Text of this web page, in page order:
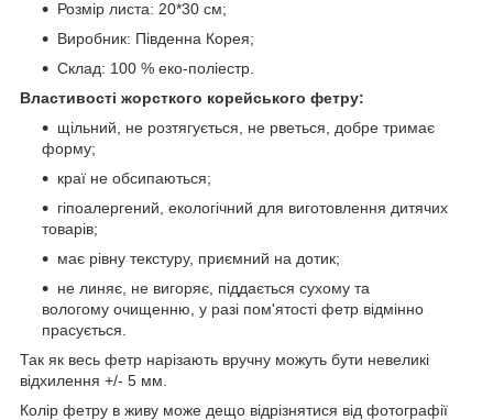
Розмір листа: 20*30 см;
Виробник: Південна Корея;
Склад: 100 % еко-поліестр.
Властивості жорсткого корейського фетру:
щільний, не розтягується, не рветься, добре тримає
форму;
краї не обсипаються;
гіпоалергений, екологічний для виготовлення дитячих
товарів;
має рівну текстуру, приємний на дотик;
не линяє, не вигоряє, піддається сухому та
вологому очищенню, у разі пом'ятості фетр відмінно
прасується.
Так як весь фетр нарізають вручну можуть бути невеликі
відхилення +/- 5 мм.
Колір фетру в живу може дещо відрізнятися від фотографії